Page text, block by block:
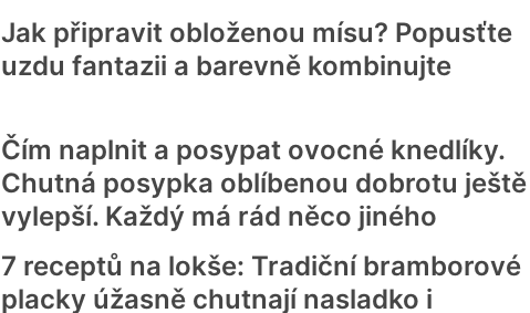
Jak připravit obloženou mísu? Popusťte
uzdu fantazii a barevně kombinujte
Čím naplnit a posypat ovocné knedlíky.
Chutná posypka oblíbenou dobrotu ještě
vylepší. Každý má rád něco jiného
7 receptů na lokše: Tradiční bramborové
placky úžasně chutnají nasladko i